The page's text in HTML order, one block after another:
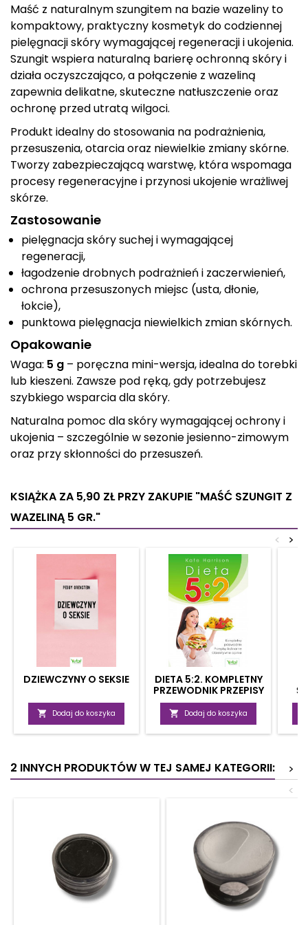
Ameryka Płd.waga: 100
gAMETYST (SiO2) jest
fioletową odmiana kwarcu o
niezwykłych właściwościach
zdrowotnych i
energetycznych. Wzmacnia
system odpornościowy ,
pobudza produkcję
hormonów i wspomaga...
uniwersalnie, idealnie
pasując do codziennych
stylizacji. Właściwości
szungitu: Ochrona
energetyczna: Szungit jest
znany jako kamień ochronny,
który neutralizuje
negatywną...
Maść z naturalnym szungitem na bazie wazeliny to
kompaktowy, praktyczny kosmetyk do codziennej
pielęgnacji skóry wymagającej regeneracji i ukojenia.
Szungit wspiera naturalną barierę ochronną skóry i
działa oczyszczająco, a połączenie z wazeliną
zapewnia delikatne, skuteczne natłuszczenie oraz
ochronę przed utratą wilgoci.
Produkt idealny do stosowania na podrażnienia,
przesuszenia, otarcia oraz niewielkie zmiany skórne.
Tworzy zabezpieczającą warstwę, która wspomaga
procesy regeneracyjne i przynosi ukojenie wrażliwej
skórze.
Zastosowanie
pielęgnacja skóry suchej i wymagającej
regeneracji,
łagodzenie drobnych podrażnień i zaczerwienień,
ochrona przesuszonych miejsc (usta, dłonie,
łokcie),
punktowa pielęgnacja niewielkich zmian skórnych.
Opakowanie
Waga: 5 g – poręczna mini-wersja, idealna do torebki
lub kieszeni. Zawsze pod ręką, gdy potrzebujesz
szybkiego wsparcia dla skóry.
Naturalna pomoc dla skóry wymagającej ochrony i
ukojenia – szczególnie w sezonie jesienno-zimowym
oraz przy skłonności do przesuszeń.
KSIĄŻKA ZA 5,90 ZŁPRZY ZAKUPIE "MAŚĆ SZUNGIT Z
WAZELINĄ 5 GR."
>
<
DZIEWCZYNY O SEKSIE
 Dodaj do koszyka
DIETA 5:2. KOMPLETNY
PRZEWODNIK PRZEPISY
KULINARNE,
OBIEKTYWNE OPINIE
 Dodaj do koszyka
2 INNYCH PRODUKTÓW W TEJ SAMEJ KATEGORII:
>
<